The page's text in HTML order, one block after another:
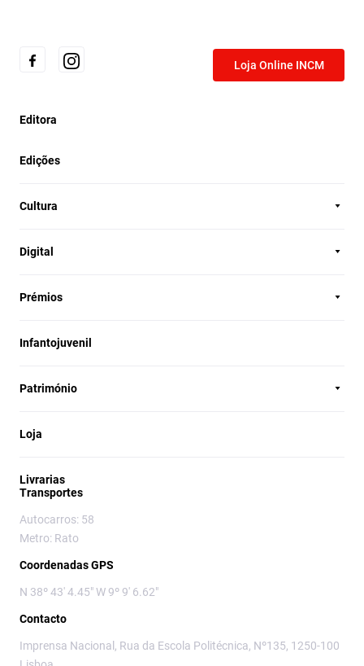
Loja Online INCM
Editora
Edições
Cultura
Digital
Prémios
Infantojuvenil
Património
Loja
Livrarias
Transportes
Autocarros: 58
Metro: Rato
Coordenadas GPS
N 38º 43' 4.45" W 9º 9' 6.62"
Contacto
Imprensa Nacional, Rua da Escola Politécnica, Nº135, 1250-100